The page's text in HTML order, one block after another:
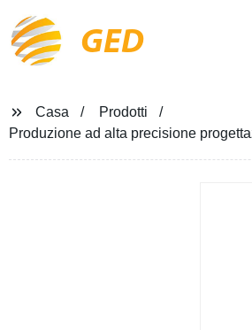
GED
Casa
Prodotti
Produzione ad alta precisione